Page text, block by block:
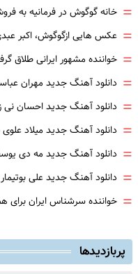
= خانه گوگوش در فرمانیه به
= عکس هایی ازگوگوش، اکبر
= خواننده مشهور ایرانی طلاق
= دانلود آهنگ جدید مهران
= دانلود آهنگ جدید احسان نی
= دانلود آهنگ جدید میلاد
= دانلود آهنگ جدید مه دی
= دانلود آهنگ جدید علی
= خواننده سرشناس ایران برای
پربازدیدها